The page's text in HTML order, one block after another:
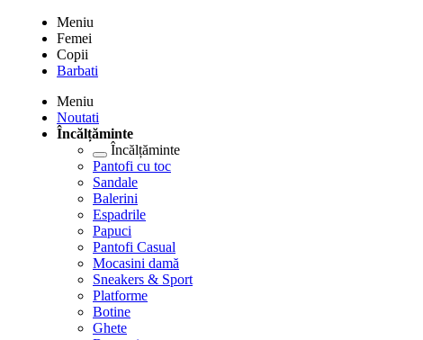
Meniu
Femei
Copii
Barbati
Meniu
Noutati
Încălțăminte
Încălțăminte
Pantofi cu toc
Sandale
Balerini
Espadrile
Papuci
Pantofi Casual
Mocasini damă
Sneakers & Sport
Platforme
Botine
Ghete